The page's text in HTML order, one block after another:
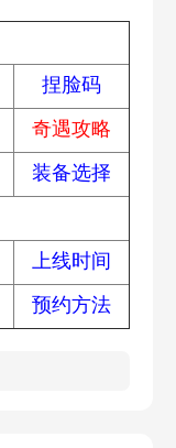
捏脸码
奇遇攻略
装备选择
上线时间
预约方法